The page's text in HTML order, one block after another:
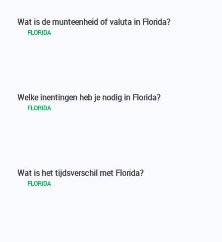
Wat is de munteenheid of valuta in Florida?
FLORIDA
Welke inentingen heb je nodig in Florida?
FLORIDA
Wat is het tijdsverschil met Florida?
FLORIDA